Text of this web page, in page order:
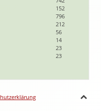
152
796
212
56
14
23
23